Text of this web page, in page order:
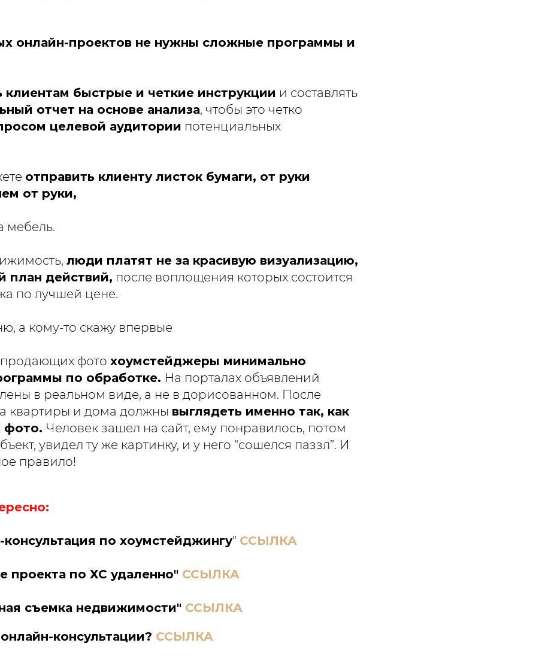
онлайн-проектов не нужны сложные программы и
клиентам быстрые и четкие инструкции и составлять
отчет на основе анализа, чтобы это четко
целевой аудитории потенциальных
отправить клиенту листок бумаги, от руки
от руки,
мебель.
люди платят не за красивую визуализацию,
план действий, после воплощения которых состоится
по лучшей цене.
а кому-то скажу впервые
фото хоумстейджеры минимально
по обработке. На порталах объявлений
в реальном виде, а не в дорисованном. После
квартиры и дома должны выглядеть именно так, как
фото. Человек зашел на сайт, ему понравилось, потом
увидел ту же картинку, и у него “сошелся паззл”. И
правило!
по хоумстейджингу" ССЫЛКА
проекта по ХС удаленно" ССЫЛКА
съемка недвижимости" ССЫЛКА
консультации? ССЫЛКА